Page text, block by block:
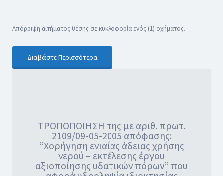
Απόρριψη αιτήματος θέσης σε κυκλοφορία ενός (1) οχήματος.
Διαβάστε Περισσότερα
ΤΡΟΠΟΠΟΙΗΣΗ της με αριθ. πρωτ.
2109/09-05-2005 απόφασης:
“Χορήγηση ενιαίας άδειας χρήσης
νερού – εκτέλεσης έργου
αξιοποίησης υδατικών πόρων” που